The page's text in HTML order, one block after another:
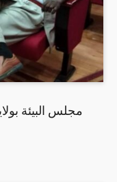
مجلس البيئة